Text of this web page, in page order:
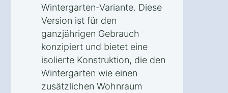
Wintergarten-Variante. Diese
Version ist für den
ganzjährigen Gebrauch
konzipiert und bietet eine
isolierte Konstruktion, die den
Wintergarten wie einen
zusätzlichen Wohnraum